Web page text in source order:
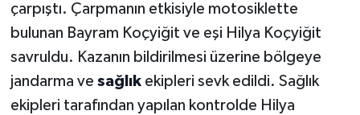
çarpıştı. Çarpmanın etkisiyle motosiklette
bulunan Bayram Koçyiğit ve eşi Hilya Koçyiğit
savruldu. Kazanın bildirilmesi üzerine bölgeye
jandarma ve sağlıkekipleri sevk edildi. Sağlık
ekipleri tarafından yapılan kontrolde Hilya